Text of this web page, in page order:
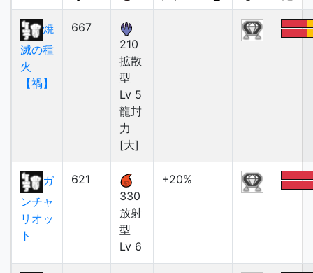
焼
滅の種
火
【禍】
667
210
拡散
型
Lv 5
龍封
力
[大]
ガ
ンチャ
リオッ
ト
621
330
放射
型
Lv 6
+20%